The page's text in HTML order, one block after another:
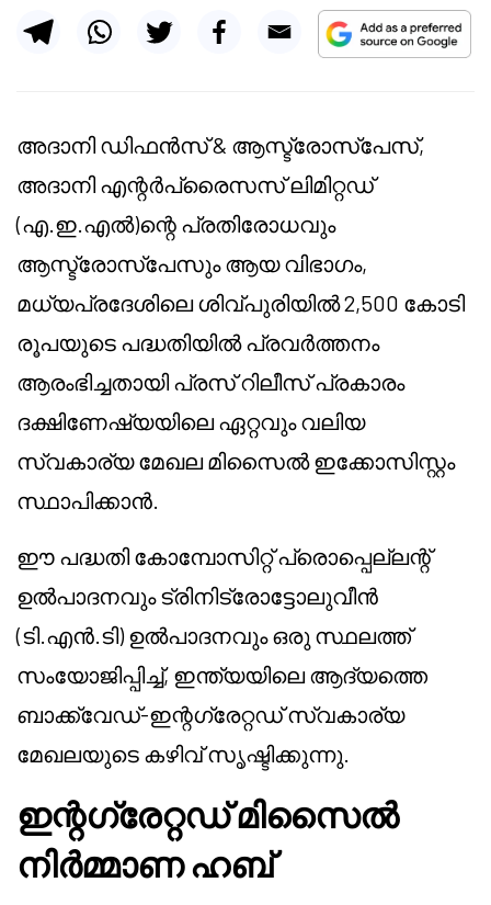
അദാനി ഡിഫൻസ് & ആസ്ട്രോസ്പേസ്,
അദാനി എന്റർപ്രൈസസ് ലിമിറ്റഡ്
(എ.ഇ.എൽ)ന്റെ പ്രതിരോധവും
ആസ്ട്രോസ്പേസും ആയ വിഭാഗം,
മധ്യപ്രദേശിലെ ശിവ്പുരിയിൽ 2,500 കോടി
രൂപയുടെ പദ്ധതിയിൽ പ്രവർത്തനം
ആരംഭിച്ചതായി പ്രസ് റിലീസ് പ്രകാരം
ദക്ഷിണേഷ്യയിലെ ഏറ്റവും വലിയ
സ്വകാര്യ മേഖല മിസൈൽ ഇക്കോസിസ്റ്റം
സ്ഥാപിക്കാൻ.
ഈ പദ്ധതി കോമ്പോസിറ്റ് പ്രൊപ്പെല്ലന്റ്
ഉൽപാദനവും ട്രിനിട്രോട്ടോലുവീൻ
(ടി.എൻ.ടി) ഉൽപാദനവും ഒരു സ്ഥലത്ത്
സംയോജിപ്പിച്ച്, ഇന്ത്യയിലെ ആദ്യത്തെ
ബാക്ക്വേഡ്-ഇന്റഗ്രേറ്റഡ് സ്വകാര്യ
മേഖലയുടെ കഴിവ് സൃഷ്ടിക്കുന്നു.
ഇന്റഗ്രേറ്റഡ് മിസൈൽ
നിർമ്മാണ ഹബ്